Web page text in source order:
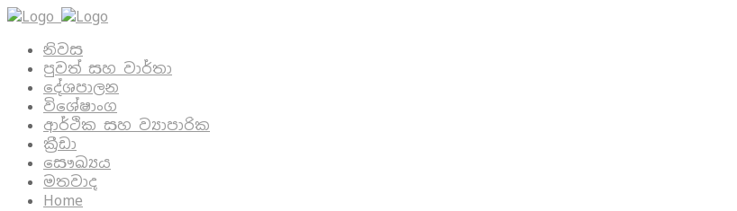
නිවස
පුවත් සහ වාර්තා
දේශපාලන
විශේෂාංග
ආර්ථික සහ ව්‍යාපාරික
ක්‍රීඩා
සෞඛ්‍යය
මතවාද
Home